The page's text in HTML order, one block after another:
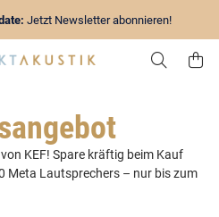
Jetzt Newsletter abonnieren!
Zur
KEF! Spare kräftig beim Kauf
Meta Lautsprechers – nur bis zum